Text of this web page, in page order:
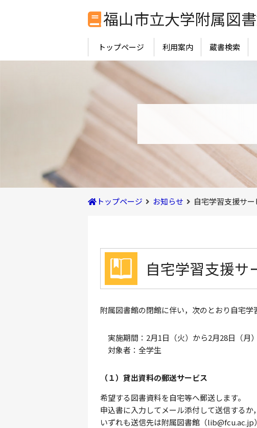
福山市立大学附属図
トップページ 利用案内 蔵書検索
トップページ お知らせ 自宅学習支援サ
自宅学習支援サ
附属図書館の閉館に伴い，次のとおり自宅学
実施期間：2月1日（火）から2月28日（月
対象者：全学生
（１）貸出資料の郵送サービス
希望する図書資料を自宅等へ郵送します。
申込書に入力してメール添付して送信するか
いずれも送信先は附属図書館（lib@fcu.ac.jp